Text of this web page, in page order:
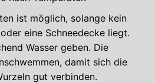
ist möglich, solange kein
eine Schneedecke liegt.
Wasser geben. Die
damit sich die
gut verbinden.